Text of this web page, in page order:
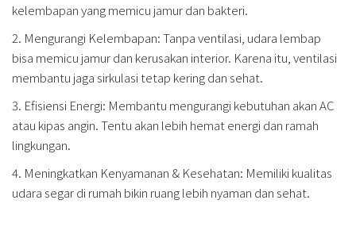
kelembapan yang memicu jamur dan bakteri.
2. Mengurangi Kelembapan: Tanpa ventilasi, udara lembap
bisa memicu jamur dan kerusakan interior. Karena itu, ventilasi
membantu jaga sirkulasi tetap kering dan sehat.
3. Efisiensi Energi: Membantu mengurangi kebutuhan akan AC
atau kipas angin. Tentu akan lebih hemat energi dan ramah
lingkungan.
4. Meningkatkan Kenyamanan & Kesehatan: Memiliki kualitas
udara segar di rumah bikin ruang lebih nyaman dan sehat.